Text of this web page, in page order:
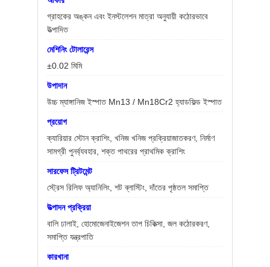
গ্রাহকের অঙ্কন এবং ইনস্টলেশন মাত্রা অনুযায়ী কঠোরভাবে
উত্পাদিত
মেশিনিং টোলারেন্স
±0.02 মিমি
উপাদান
উচ্চ ম্যাঙ্গানিজ ইস্পাত Mn13 / Mn18Cr2 হ্যাডফিল্ড ইস্পাত
প্রয়োগ
ক্যারিয়ার স্টোন ক্রাশিং, খনিজ খনিজ প্রক্রিয়াজাতকরণ, নির্মাণ
সামগ্রী পুনর্ব্যবহার, শক্ত পাথরের প্রাথমিক ক্রাশিং
সারফেস ট্রিটমেন্ট
স্ট্রেস রিলিফ অ্যানিলিং, শট ব্লাস্টিং, দাঁতের পৃষ্ঠতল সমাপ্তি
উত্পাদন প্রক্রিয়া
বালি ঢালাই, হোমোজেনাইজেশন তাপ চিকিত্সা, জল কঠোরকরণ,
সমাপ্তি যন্ত্রপাতি
কারখানা